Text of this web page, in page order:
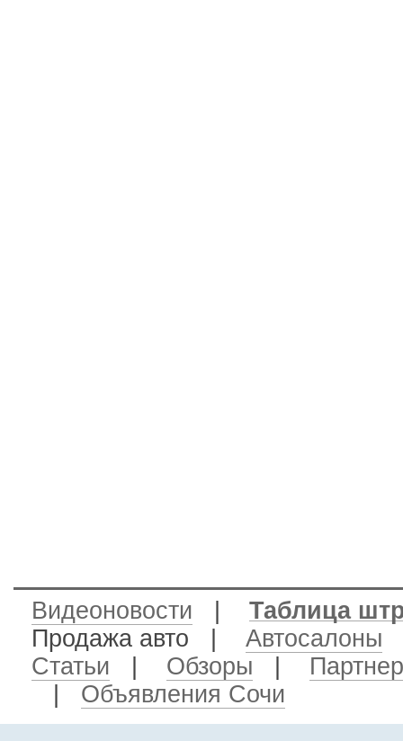
Видеоновости
Таблица
Продажа авто
Автосалоны
Статьи
Обзоры
Объявления Сочи